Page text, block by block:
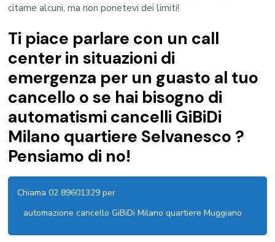
citarne alcuni, ma non ponetevi dei limiti!
Ti piace parlare con un call
center in situazioni di
emergenza per un guasto al tuo
cancello o se hai bisogno di
automatismi cancelli GiBiDi
Milano quartiere Selvanesco ?
Pensiamo di no!
Chiama 02 89601329 per
automazione cancello GiBiDi Milano quartiere Muggiano